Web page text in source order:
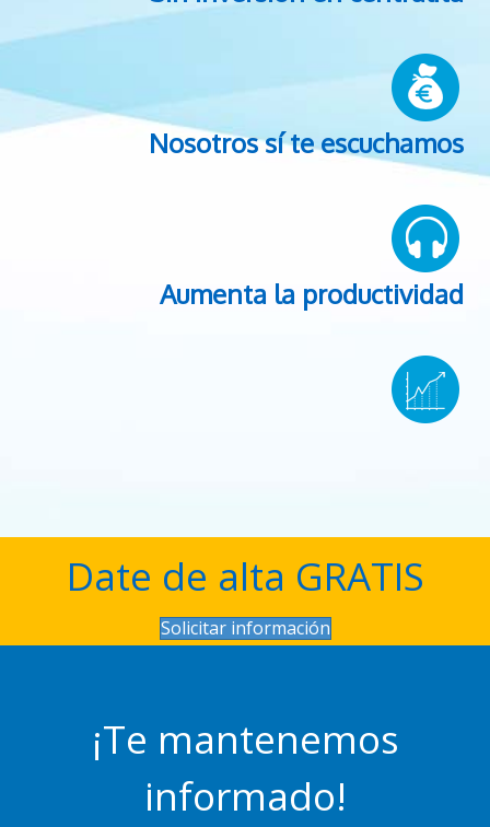
Nosotros sí te escuchamos
Aumenta la productividad
Date de alta GRATIS
Solicitar información
¡Te mantenemos
informado!